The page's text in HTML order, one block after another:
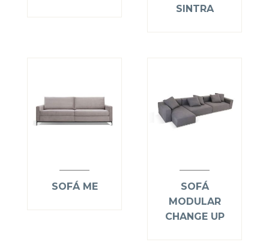
SINTRA
SOFÁ ME
SOFÁ
MODULAR
CHANGE UP